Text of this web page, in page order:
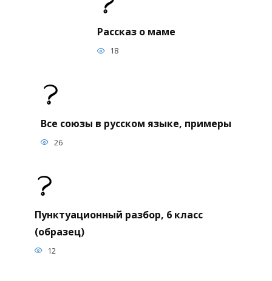
Рассказ о маме
18
Все союзы в русском языке, примеры
26
Пунктуационный разбор, 6 класс
(образец)
12